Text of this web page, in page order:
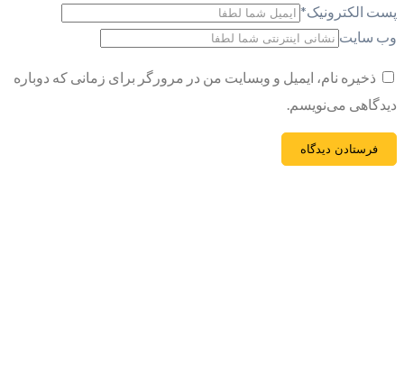
پست الکترونیک*
وب سایت
ذخیره نام، ایمیل و وبسایت من در مرورگر برای زمانی که دوباره
دیدگاهی می‌نویسم.